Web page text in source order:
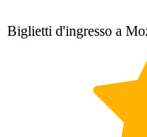
Biglietti d'ingresso a